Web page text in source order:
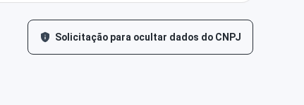
Solicitação para ocultar dados do CNPJ